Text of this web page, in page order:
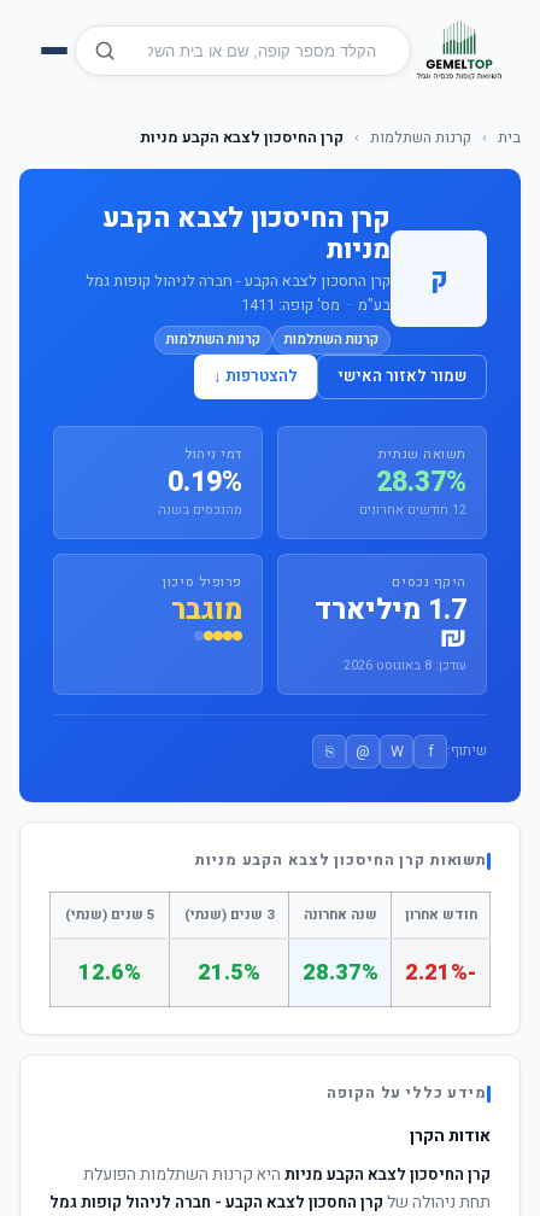
בית › קרנות השתלמות › קרן החיסכון לצבא הקבע מניות
ק
קרן החיסכון לצבא הקבע
מניות
קרן החסכון לצבא הקבע - חברה לניהול קופות גמל
בע"מ · מס' קופה: 1411
קרנות השתלמות קרנות השתלמות
שמור לאזור האישי להצטרפות ↓
תשואה שנתית
28.37%
12 חודשים אחרונים
דמי ניהול
0.19%
מהנכסים בשנה
היקף נכסים
1.7 מיליארד
₪
עודכן: 8 באוגוסט 2026
פרופיל סיכון
מוגבר
שיתוף: f
W
@
⎘
תשואות קרן החיסכון לצבא הקבע מניות
חודש אחרון שנה אחרונה 3 שנים (שנתי) 5 שנים (שנתי)
-2.21%
28.37%
21.5%
12.6%
מידע כללי על הקופה
אודות הקרן
קרן החיסכון לצבא הקבע מניות היא קרנות השתלמות הפועלת
תחת ניהולה של קרן החסכון לצבא הקבע - חברה לניהול קופות גמל